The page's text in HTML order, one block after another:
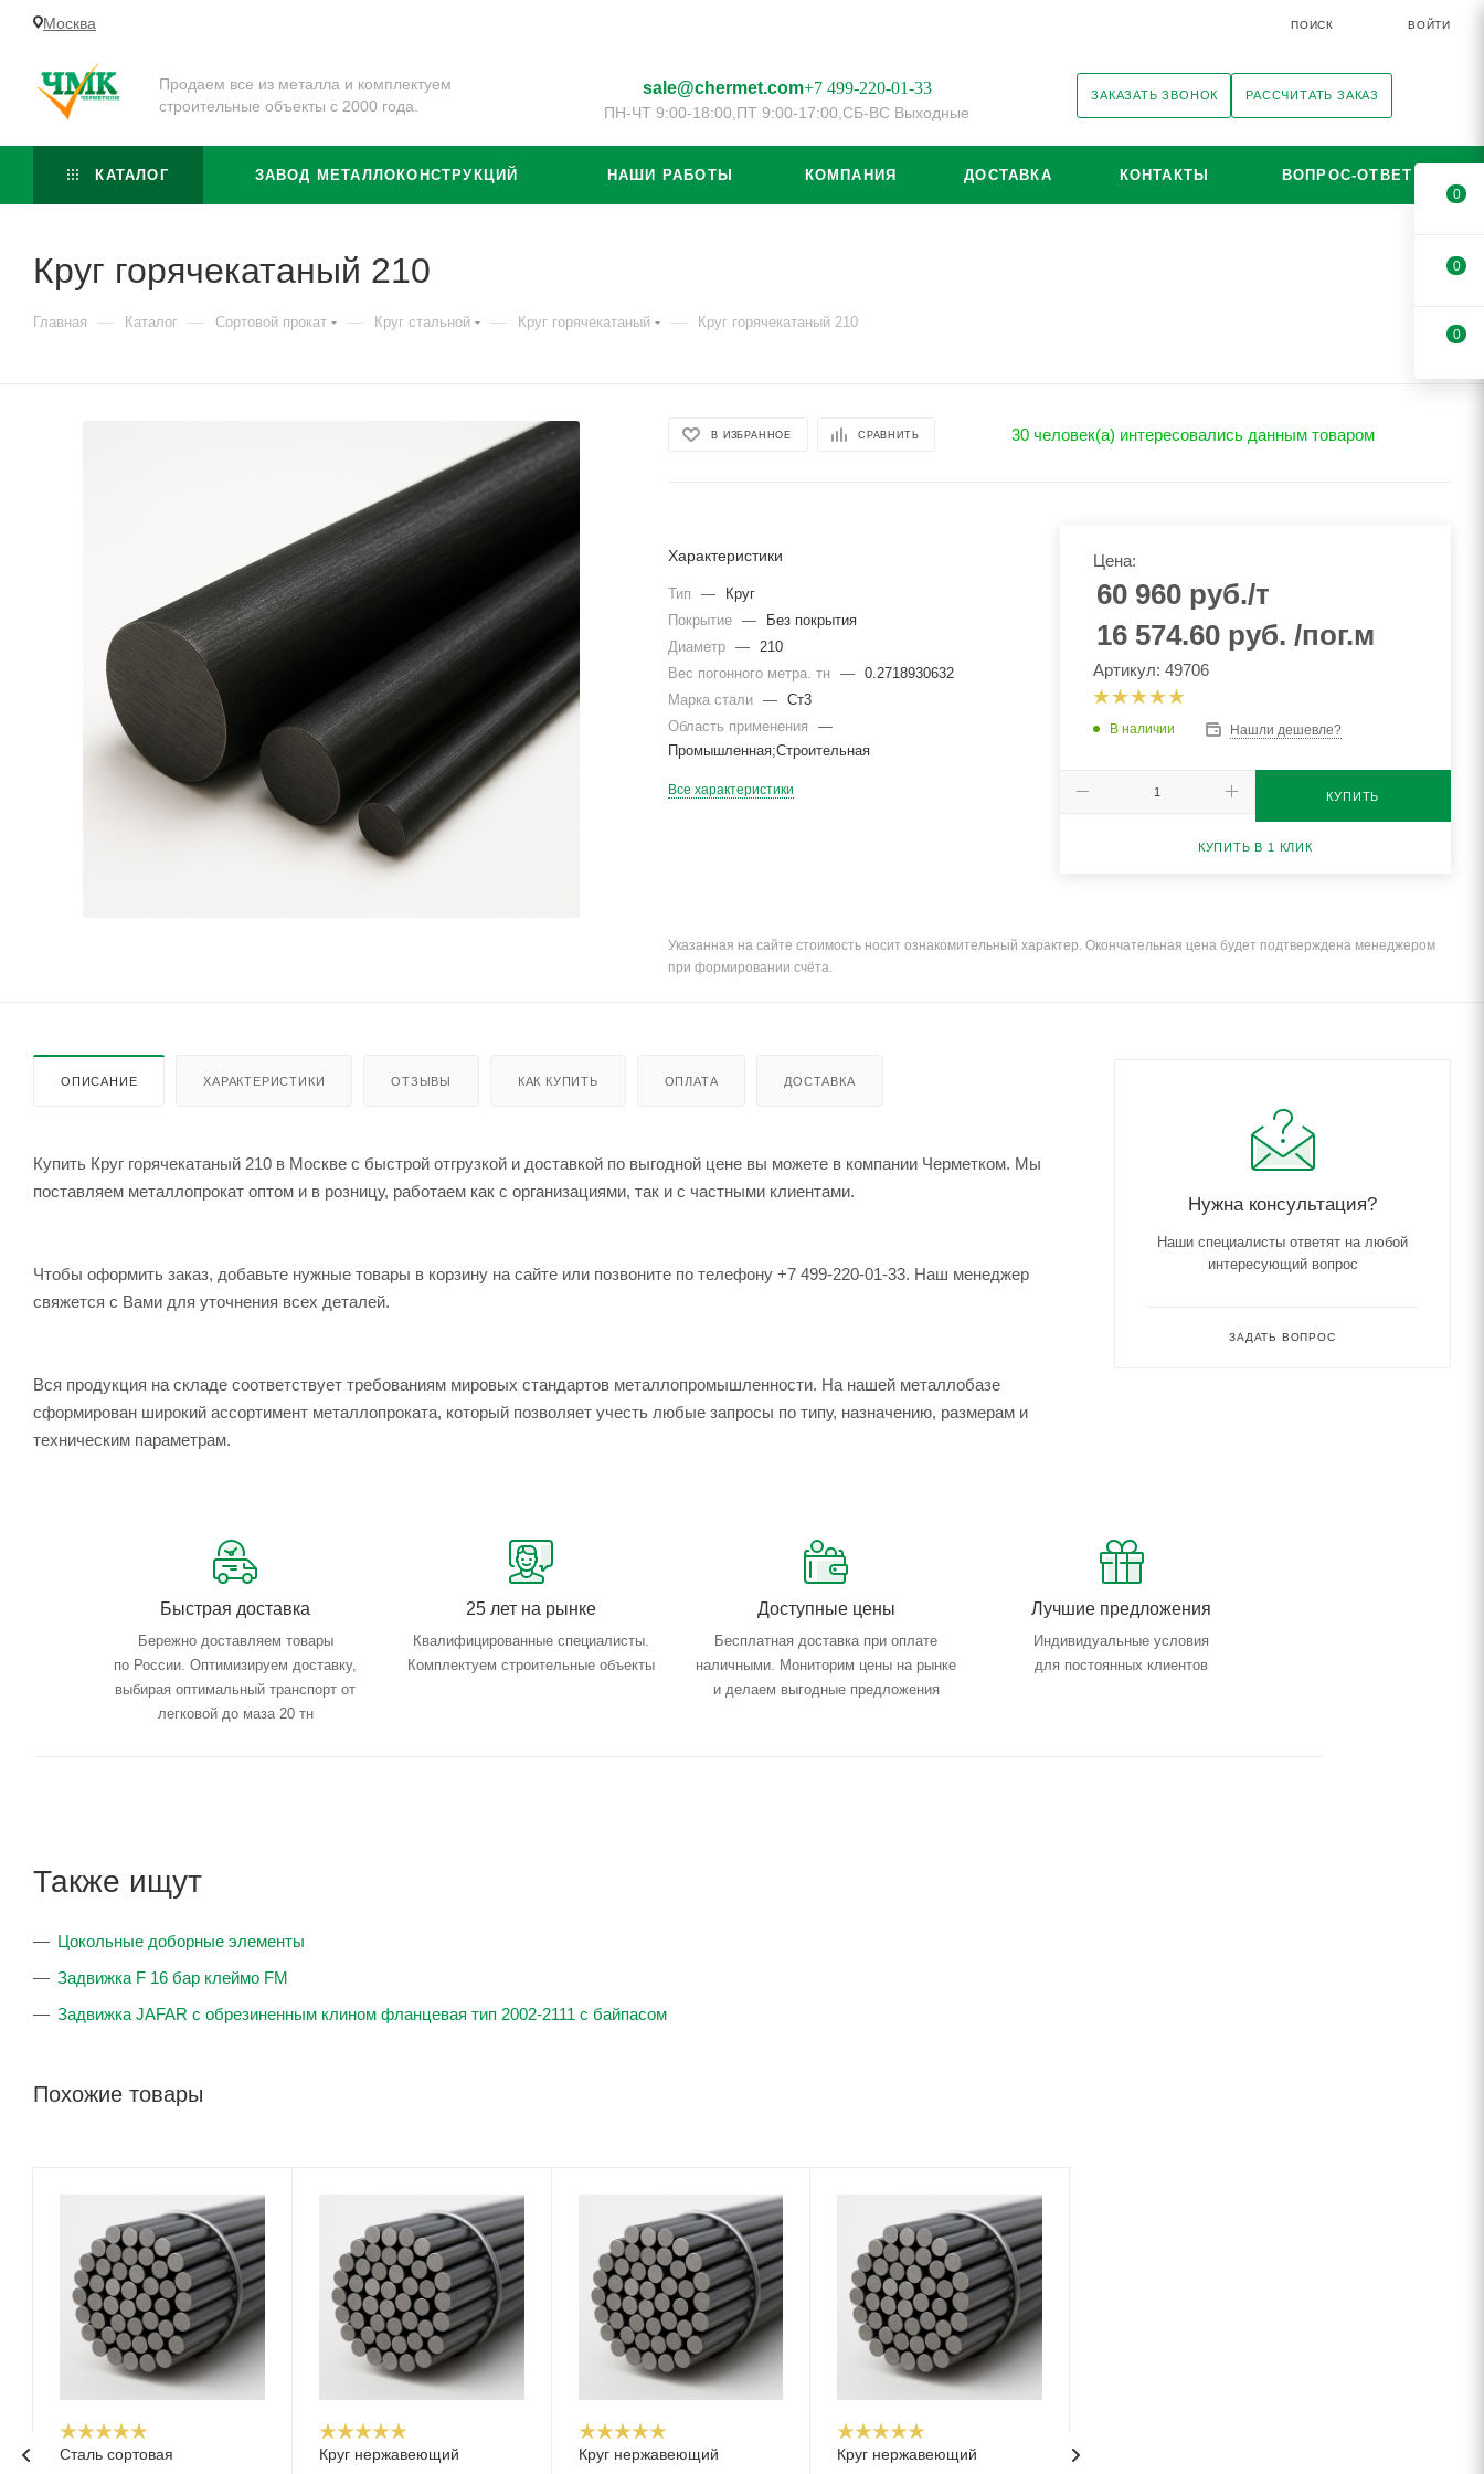
Москва ПОИСК ВОЙТИ
Продаем все из металла и комплектуем
строительные объекты с 2000 года.
sale@chermet.com+7 499-220-01-33
ПН-ЧТ 9:00-18:00, ПТ 9:00-17:00, СБ-ВС Выходные
ЗАКАЗАТЬ ЗВОНОК РАССЧИТАТЬ ЗАКАЗ
КАТАЛОГ ЗАВОД МЕТАЛЛОКОНСТРУКЦИЙ НАШИ РАБОТЫ КОМПАНИЯ ДОСТАВКА КОНТАКТЫ ВОПРОС-ОТВЕТ
Круг горячекатаный 210
Главная — Каталог — Сортовой прокат — Круг стальной — Круг горячекатаный — Круг горячекатаный 210
В ИЗБРАННОЕ СРАВНИТЬ 30 человек(а) интересовались данным товаром
Характеристики
Тип —
Круг
Покрытие
—
Без покрытия
Диаметр
—
210
Вес погонного метра. тн
—
0.2718930632
Марка стали
—
Ст3
Область применения
—
Промышленная;Строительная
Все характеристики
Цена:
60 960руб./т
16 574.60 руб. /пог.м
Артикул: 49706
В наличии Нашли дешевле?
КУПИТЬ
КУПИТЬ В 1 КЛИК
Указанная на сайте стоимость носит ознакомительный характер. Окончательная цена будет подтверждена менеджером
при формировании счёта.
ОПИСАНИЕ ХАРАКТЕРИСТИКИ ОТЗЫВЫ КАК КУПИТЬ ОПЛАТА ДОСТАВКА
Купить Круг горячекатаный 210 в Москве с быстрой отгрузкой и доставкой по выгодной цене вы можете в компании Черметком. Мы
поставляем металлопрокат оптом и в розницу, работаем как с организациями, так и с частными клиентами.
Чтобы оформить заказ, добавьте нужные товары в корзину на сайте или позвоните по телефону +7 499-220-01-33. Наш менеджер
свяжется с Вами для уточнения всех деталей.
Вся продукция на складе соответствует требованиям мировых стандартов металлопромышленности. На нашей металлобазе
сформирован широкий ассортимент металлопроката, который позволяет учесть любые запросы по типу, назначению, размерам и
техническим параметрам.
Быстрая доставка
Бережно доставляем товары
по России. Оптимизируем доставку,
выбирая оптимальный транспорт от
легковой до маза 20 тн
25 лет на рынке
Квалифицированные специалисты.
Комплектуем строительные объекты
Доступные цены
Бесплатная доставка при оплате
наличными. Мониторим цены на рынке
и делаем выгодные предложения
Лучшие предложения
Индивидуальные условия
для постоянных клиентов
Также ищут
Цокольные доборные элементы
Задвижка F 16 бар клеймо FM
Задвижка JAFAR с обрезиненным клином фланцевая тип 2002-2111 с байпасом
Похожие товары
Сталь сортовая
Круг нержавеющий
Круг нержавеющий
Круг нержавеющий
Нужна консультация?
Наши специалисты ответят на любой
интересующий вопрос
ЗАДАТЬ ВОПРОС
0
0
0